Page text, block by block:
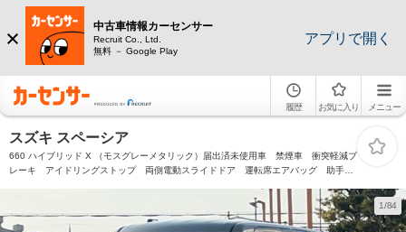
中古車情報カーセンサー
Recruit Co., Ltd.
無料 － Google Play
アプリで開く
履歴 お気に入り メニュー
スズキ スペーシア
660 ハイブリッド X （モスグレーメタリック）届出済未使用車 禁煙車 衝突軽減ブ
レーキ アイドリングストップ 両側電動スライドドア 運転席エアバッグ 助手席
1/84